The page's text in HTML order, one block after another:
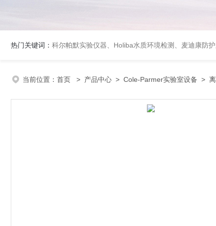
热门关键词： 科尔帕默实验仪器、Holiba水质环境检测、麦迪康防
当前位置： 首页 > 产品中心 > Cole-Parmer实验室设备 >